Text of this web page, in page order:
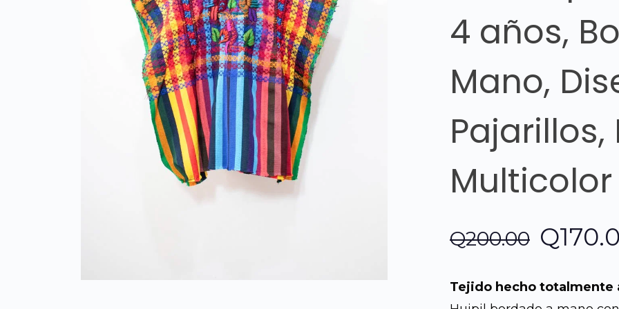
4 años,
Mano,
Pajarillos,
Q200.00 El
Q
Tejido hecho totalmente